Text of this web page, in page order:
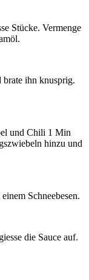
Stücke. Vermenge
brate ihn knusprig.
und Chili 1 Min
hinzu und
Schneebesen.
die Sauce auf.